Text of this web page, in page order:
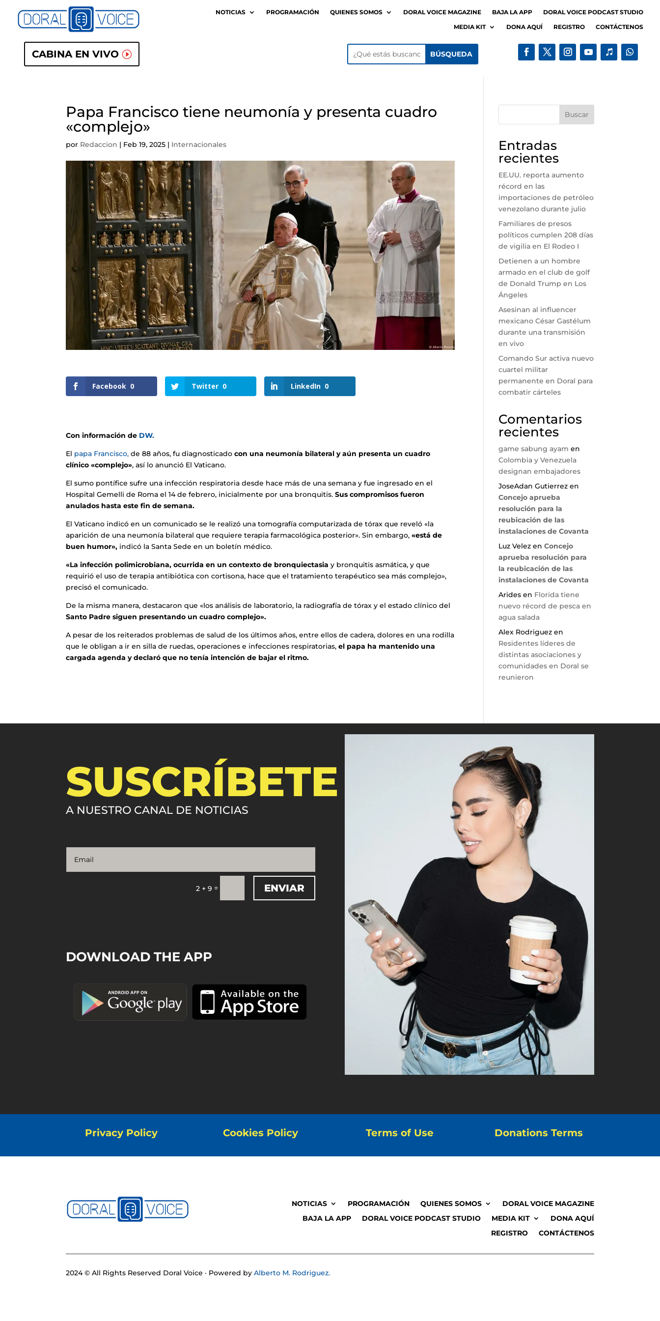
NOTICIAS PROGRAMACIÓN QUIENES SOMOS DORAL VOICE MAGAZINE BAJA LA APP
DORAL VOICE PODCAST STUDIO
MEDIA KIT
DONA AQUÍ REGISTRO CONTÁCTENOS
CABINA EN VIVO
Papa Francisco tiene neumonía y presenta cuadro
«complejo»
por Redaccion | Feb 19, 2025 | Internacionales
Facebook 0 Twitter 0 LinkedIn 0
Con información de DW.
El papa Francisco, de 88 años, fu diagnosticadocon una neumonía bilateral y aún presenta un cuadro
clínico «complejo», así lo anunció El Vaticano.
El sumo pontífice sufre una infección respiratoria desde hace más de una semana y fue ingresado en el
Hospital Gemelli de Roma el 14 de febrero, inicialmente por una bronquitis.Sus compromisos fueron
anulados hasta este fin de semana.
El Vaticano indicó en un comunicado se le realizó una tomografía computarizada de tórax que reveló «la
aparición de una neumonía bilateral que requiere terapia farmacológica posterior». Sin embargo,«está de
buen humor», indicó la Santa Sede en un boletín médico.
«La infección polimicrobiana, ocurrida en un contexto de bronquiectasia y bronquitis asmática, y que
requirió el uso de terapia antibiótica con cortisona, hace que el tratamiento terapéutico sea más complejo»,
precisó el comunicado.
De la misma manera, destacaron que «los análisis de laboratorio, la radiografía de tórax y el estado clínico del
Santo Padre siguen presentando un cuadro complejo».
A pesar de los reiterados problemas de salud de los últimos años, entre ellos de cadera, dolores en una rodilla
que le obligan a ir en silla de ruedas, operaciones e infecciones respiratorias,el papa ha mantenido una
cargada agenda y declaró que no tenía intención de bajar el ritmo.
Buscar
Entradas
recientes
EE.UU. reporta aumento
récord en las
importaciones de petróleo
venezolano durante julio
Familiares de presos
políticos cumplen 208 días
de vigilia en El Rodeo I
Detienen a un hombre
armado en el club de golf
de Donald Trump en Los
Ángeles
Asesinan al influencer
mexicano César Gastélum
durante una transmisión
en vivo
Comando Sur activa nuevo
cuartel militar
permanente en Doral para
combatir cárteles
Comentarios
recientes
game sabung ayam en
Colombia y Venezuela
designan embajadores
JoseAdan Gutierrez en
Concejo aprueba
resolución para la
reubicación de las
instalaciones de Covanta
Luz Velez enConcejo
aprueba resolución para
la reubicación de las
instalaciones de Covanta
Arides en Florida tiene
nuevo récord de pesca en
agua salada
Alex Rodriguez en
Residentes líderes de
distintas asociaciones y
comunidades en Doral se
reunieron
SUSCRÍBETE
A NUESTRO CANAL DE NOTICIAS
2 + 9 = ENVIAR
DOWNLOAD THE APP
Privacy Policy Cookies Policy Terms of Use Donations Terms
NOTICIAS PROGRAMACIÓN QUIENES SOMOS
DORAL VOICE MAGAZINE
BAJA LA APP
DORAL VOICE PODCAST STUDIO MEDIA KIT
DONA AQUÍ
REGISTRO
CONTÁCTENOS
2024 © All Rights Reserved Doral Voice · Powered byAlberto M. Rodriguez.